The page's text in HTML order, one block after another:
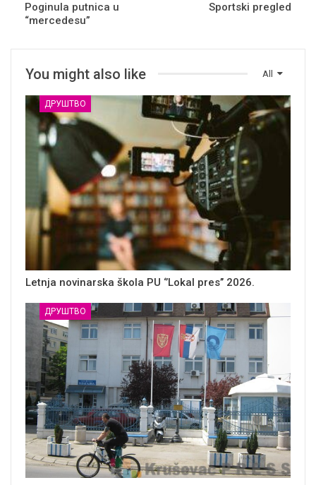
Poginula putnica u
“mercedesu”
Sportski pregled
All
You might also like
ДРУШТВО
Letnja novinarska škola PU ‘’Lokal pres’’ 2026.
ДРУШТВО